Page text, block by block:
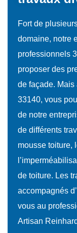
Fort de
domaine, notre
professionnels
proposer des
de façade. Mais
33140, vous
de notre
de différents
mousse toiture,
de toiture. Les
accompagnés
vous au
Artisan